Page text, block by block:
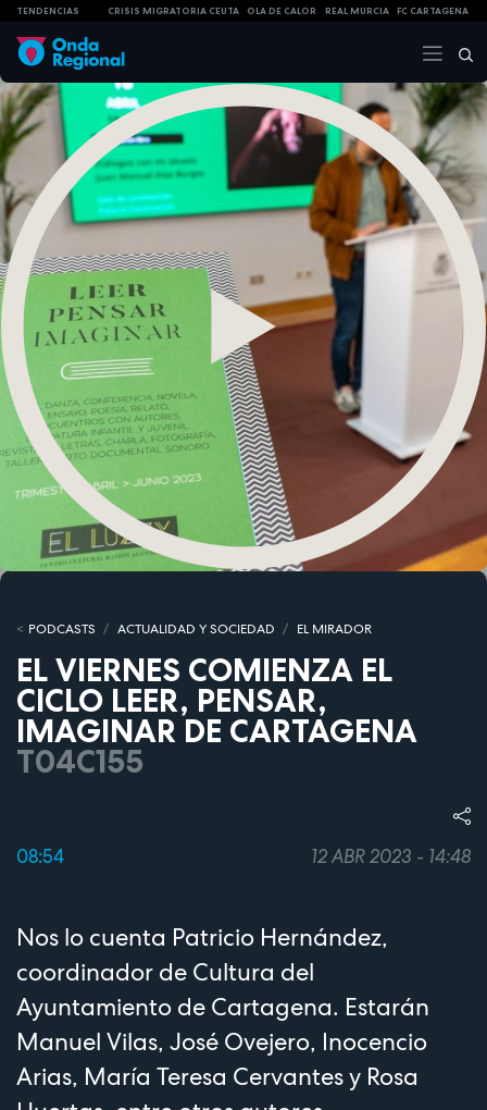
TENDENCIAS CRISIS MIGRATORIA CEUTA OLA DE CALOR REAL MURCIA FC CARTAGENA
PODCASTS ACTUALIDAD Y SOCIEDAD EL MIRADOR
EL VIERNES COMIENZA EL
CICLO LEER, PENSAR,
IMAGINAR DE CARTAGENA
T04C155
08:54 12 ABR 2023 - 14:48
Nos lo cuenta Patricio Hernández,
coordinador de Cultura del
Ayuntamiento de Cartagena. Estarán
Manuel Vilas, José Ovejero, Inocencio
Arias, María Teresa Cervantes y Rosa